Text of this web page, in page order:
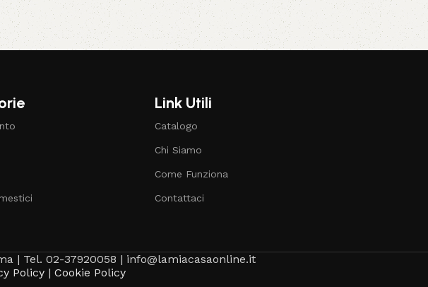
Link Utili
Catalogo
Chi Siamo
Come Funziona
Contattaci
| Tel. 02-37920058 | info@lamiacasaonline.it
Policy| Cookie Policy